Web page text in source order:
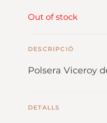
Out of stock
DESCRIPCIÓ
Polsera Viceroy
DETALLS